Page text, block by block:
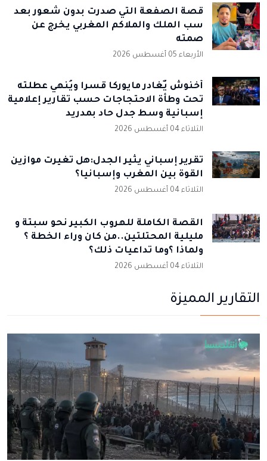
قصة الصفعة التي صدرت بدون شعور بعد
سب الملك والملاكم المغربي يخرج عن
صمته
الأربعاء 05 أغسطس 2026
أخنوش يٌغادر مايوركا قسرا ويُنهي عطلته
تحت وطأة الاحتجاجات حسب تقارير إعلامية
إسبانية وسط جدل حاد بمدريد
الثلاثاء 04 أغسطس 2026
تقرير إسباني يثير الجدل:هل تغيرت موازين
القوة بين المغرب وإسبانيا؟
الثلاثاء 04 أغسطس 2026
القصة الكاملة للهروب الكبير نحو سبتة و
مليلية المحتلتين..من كان وراء الخطة ؟
ولماذا ؟وما تداعيات ذلك؟
الثلاثاء 04 أغسطس 2026
التقارير المميزة